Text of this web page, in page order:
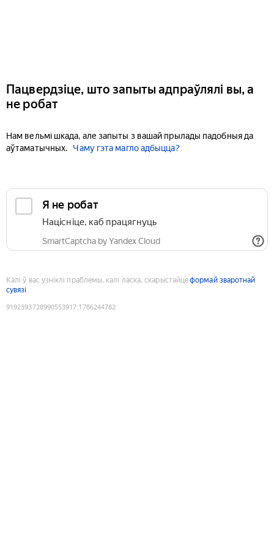
Пацвердзіце, што запыты адпраўлялі вы, а
не робат
Нам вельмі шкада, але запыты з вашай прылады падобныя да
аўтаматычных.
Чаму гэта магло адбыцца?
Я не робат
Націсніце, каб працягнуць
SmartCaptcha by Yandex Cloud
Калі ў вас узніклі праблемы, калі ласка, скарыстайцеформай зваротнай
сувязі
9192393728990553917:1786244782